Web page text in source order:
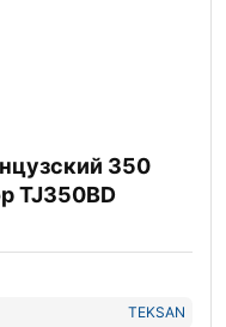
350
TJ350BD
TEKSAN